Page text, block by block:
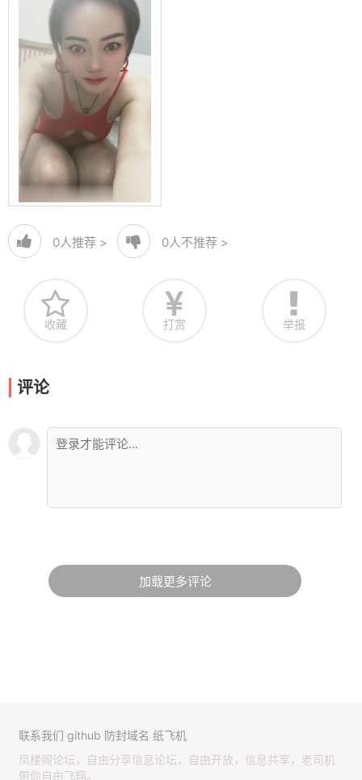
0人推荐 > 0人不推荐 >
收藏 打赏 举报
评论
加载更多评论
联系我们 github 防封域名 纸飞机
凤楼阁论坛，自由分享信息论坛，自由开放，信息共享，老司机
带你自由飞翔。